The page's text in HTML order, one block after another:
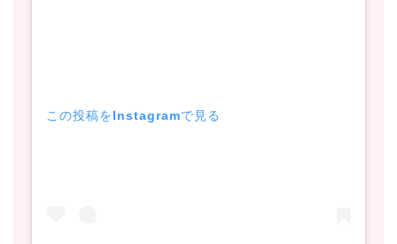
この投稿をInstagramで見る